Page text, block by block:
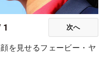
1 次へ
を見せるフェービー・ヤ